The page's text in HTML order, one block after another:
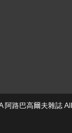
阿路巴高爾夫雜誌